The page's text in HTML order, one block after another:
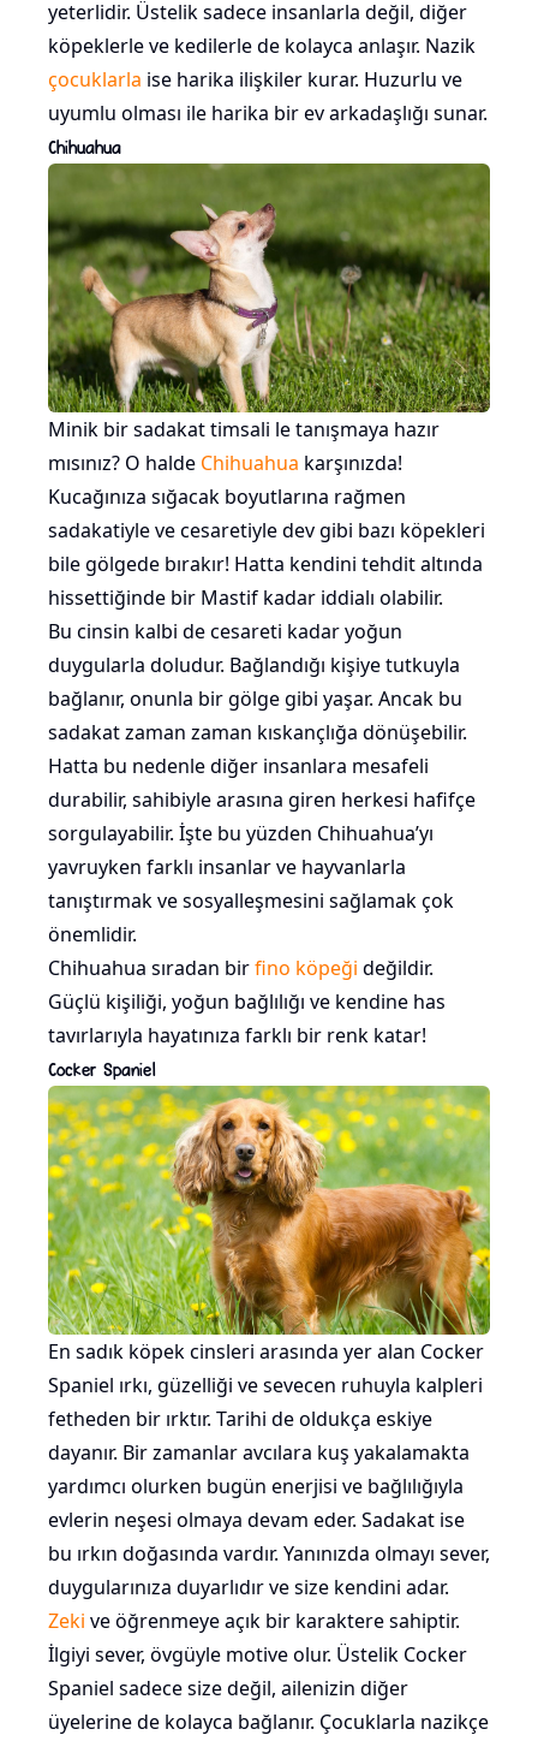
yeterlidir. Üstelik sadece insanlarla değil, diğer
köpeklerle ve kedilerle de kolayca anlaşır. Nazik
çocuklarla ise harika ilişkiler kurar. Huzurlu ve
uyumlu olması ile harika bir ev arkadaşlığı sunar.
Chihuahua
Minik bir sadakat timsali le tanışmaya hazır
mısınız? O halde Chihuahua karşınızda!
Kucağınıza sığacak boyutlarına rağmen
sadakatiyle ve cesaretiyle dev gibi bazı köpekleri
bile gölgede bırakır! Hatta kendini tehdit altında
hissettiğinde bir Mastif kadar iddialı olabilir.
Bu cinsin kalbi de cesareti kadar yoğun
duygularla doludur. Bağlandığı kişiye tutkuyla
bağlanır, onunla bir gölge gibi yaşar. Ancak bu
sadakat zaman zaman kıskançlığa dönüşebilir.
Hatta bu nedenle diğer insanlara mesafeli
durabilir, sahibiyle arasına giren herkesi hafifçe
sorgulayabilir. İşte bu yüzden Chihuahua’yı
yavruyken farklı insanlar ve hayvanlarla
tanıştırmak ve sosyalleşmesini sağlamak çok
önemlidir.
Chihuahua sıradan birfino köpeği değildir.
Güçlü kişiliği, yoğun bağlılığı ve kendine has
tavırlarıyla hayatınıza farklı bir renk katar!
Cocker Spaniel
En sadık köpek cinsleri arasında yer alan Cocker
Spaniel ırkı, güzelliği ve sevecen ruhuyla kalpleri
fetheden bir ırktır. Tarihi de oldukça eskiye
dayanır. Bir zamanlar avcılara kuş yakalamakta
yardımcı olurken bugün enerjisi ve bağlılığıyla
evlerin neşesi olmaya devam eder. Sadakat ise
bu ırkın doğasında vardır. Yanınızda olmayı sever,
duygularınıza duyarlıdır ve size kendini adar.
Zeki ve öğrenmeye açık bir karaktere sahiptir.
İlgiyi sever, övgüyle motive olur. Üstelik Cocker
Spaniel sadece size değil, ailenizin diğer
üyelerine de kolayca bağlanır. Çocuklarla nazikçe